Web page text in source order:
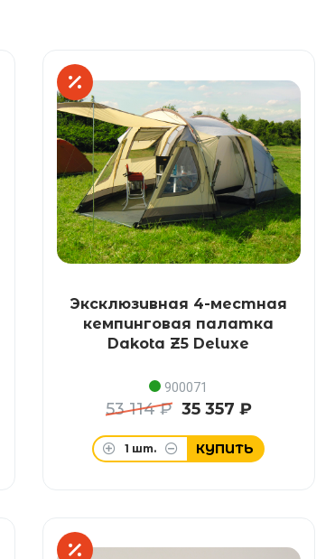
Эксклюзивная 4-местная
кемпинговая палатка
Dakota Z5 Deluxe
900071
53 114 ₽ 35 357 ₽
1 шт. КУПИТЬ